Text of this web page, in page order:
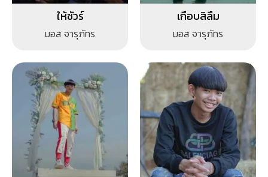
ให้ชัวร์
มอส จารุภัทร
เกือบสิลืม
มอส จารุภัทร